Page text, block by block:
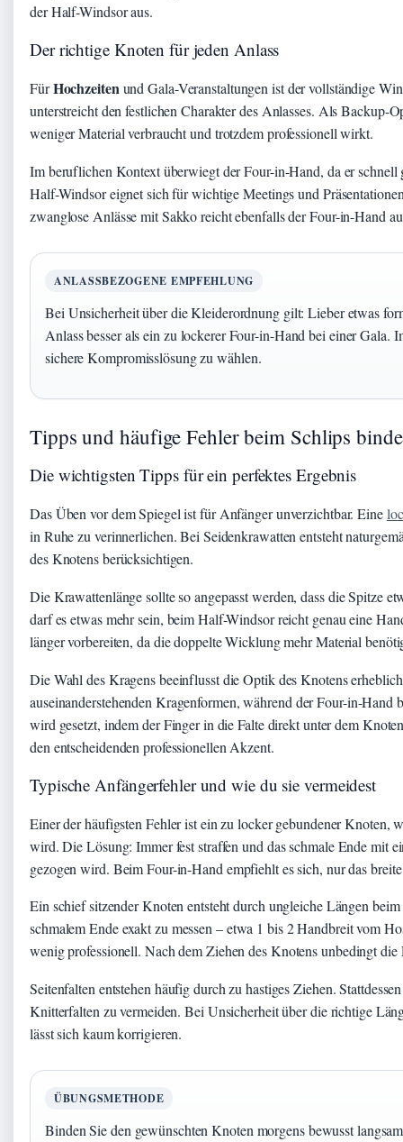
der Half-Windsor aus.
Der richtige Knoten für jeden Anlass
FürHochzeitenund Gala-Veranstaltungen ist der vollständige
unterstreicht den festlichen Charakter des Anlasses. Als
weniger Material verbraucht und trotzdem professionell wirkt.
Im beruflichen Kontext überwiegt der Four-in-Hand, da er
Half-Windsor eignet sich für wichtige Meetings und
zwanglose Anlässe mit Sakko reicht ebenfalls der Four-in-Hand
ANLASSBEZOGENE EMPFEHLUNG
Bei Unsicherheit über die Kleiderordnung gilt: Lieber etwas
Anlass besser als ein zu lockerer Four-in-Hand bei einer
sichere Kompromisslösung zu wählen.
Tipps und häufige Fehler beim Schlips
Die wichtigsten Tipps für ein perfektes Ergebnis
Das Üben vor dem Spiegel ist für Anfänger unverzichtbar. Eine
in Ruhe zu verinnerlichen. Bei Seidenkrawatten entsteht
des Knotens berücksichtigen.
Die Krawattenlänge sollte so angepasst werden, dass die Spitze
darf es etwas mehr sein, beim Half-Windsor reicht genau eine
länger vorbereiten, da die doppelte Wicklung mehr Material
Die Wahl des Kragens beeinflusst die Optik des Knotens
auseinanderstehenden Kragenformen, während der Four-in-
wird gesetzt, indem der Finger in die Falte direkt unter dem
den entscheidenden professionellen Akzent.
Typische Anfängerfehler und wie du sie vermeidest
Einer der häufigsten Fehler ist ein zu locker gebundener Knoten,
wird. Die Lösung: Immer fest straffen und das schmale Ende mit
gezogen wird. Beim Four-in-Hand empfiehlt es sich, nur das
Ein schief sitzender Knoten entsteht durch ungleiche Längen
schmalem Ende exakt zu messen – etwa 1 bis 2 Handbreit vom
wenig professionell. Nach dem Ziehen des Knotens unbedingt
Seitenfalten entstehen häufig durch zu hastiges Ziehen.
Knitterfalten zu vermeiden. Bei Unsicherheit über die richtige
lässt sich kaum korrigieren.
ÜBUNGSMETHODE
Binden Sie den gewünschten Knoten morgens bewusst